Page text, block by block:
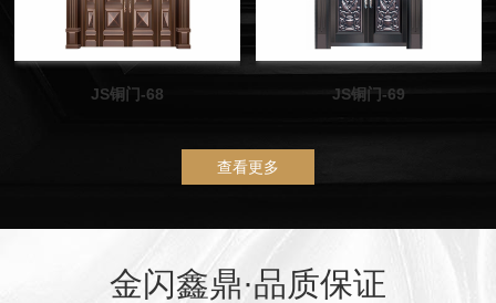
JS铜门-68 JS铜门-69
查看更多
金闪鑫鼎·品质保证